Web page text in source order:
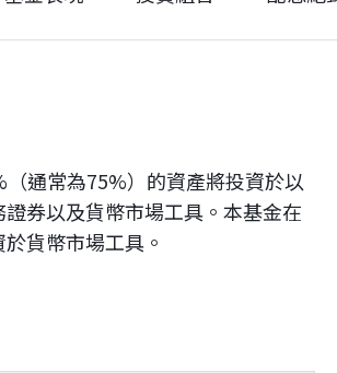
通常為75%）的資產將投資於以
券以及貨幣市場工具。本基金在
貨幣市場工具。